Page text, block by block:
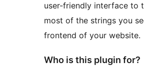
user-friendly interface to
most of the strings you
frontend of your website.
Who is this plugin for?